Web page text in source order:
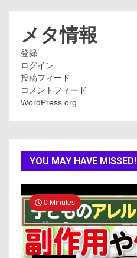
メタ情報
登録
ログイン
投稿フィード
コメントフィード
WordPress.org
YOU MAY HAVE MISSED!
0 Minutes